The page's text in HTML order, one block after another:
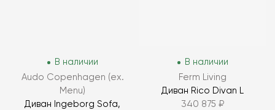
В наличии
Audo Copenhagen (ex.
Menu)
Диван Ingeborg Sofa,
В наличии
Ferm Living
Диван Rico Divan L
340 875 ₽